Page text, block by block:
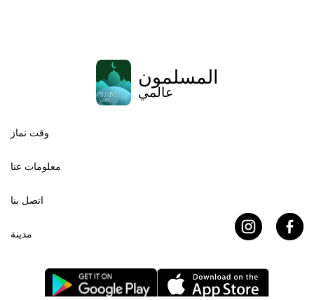
المسلمون
عالمي
وقت نماز
معلومات عنا
اتصل بنا
مدينة